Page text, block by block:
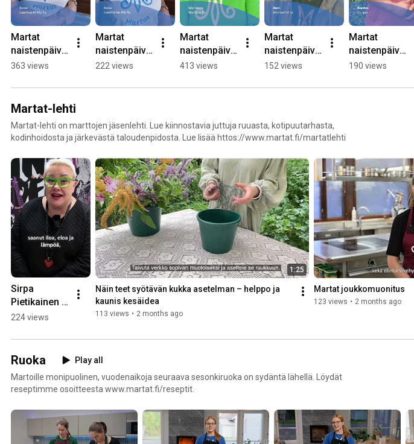
Martat
naistenpäivä
nä 2026:
oppinut
toiselta
naiselta?
363 views
Martat
naistenpäivä
nä 2026:
naisena
222 views
Martat
naistenpäivä
nä 2026:
parasta
413 views
Martat
naistenpäivä
nä 2026:
nuoremmall
152 views
Martat
naistenpäivä
nä 2026:
sanoa
190 views
Martat-lehti
Martat-lehti on marttojen jäsenlehti. Lue kiinnostavia juttuja ruuasta, kotipuutarhasta,
kodinhoidosta ja järkevästä taloudenpidosta. Lue lisää httos://www.martat.fi/martatlehti
Sirpa
Pietikainen
kertoo
Martoille ja
kiittää
Marttoja
kuluneista
vuosista
martoilla.
224 views
1:25
Näin teet syötävän kukka asetelman – helppo ja
kaunis kesäidea
113 views • 2 months ago
Martat joukkomuonitus
123 views • 2 months ago
Ruoka
Play all
Martoille monipuolinen, vuodenaikoja seuraava sesonkiruoka on sydäntä lähellä. Löydät
reseptimme osoitteesta www.martat.fi/reseptit.